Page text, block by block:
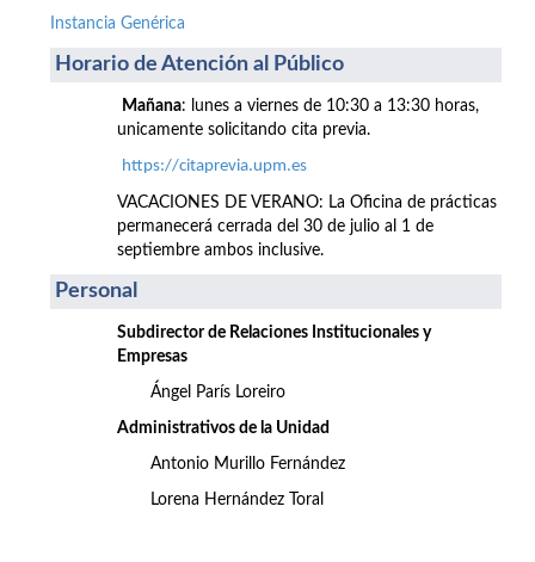
Instancia Genérica
Horario de Atención al Público
Mañana: lunes a viernes de 10:30 a 13:30 horas,
unicamente solicitando cita previa.
https://citaprevia.upm.es
VACACIONES DE VERANO: La Oficina de prácticas
permanecerá cerrada del 30 de julio al 1 de
septiembre ambos inclusive.
Personal
Subdirector de Relaciones Institucionales y
Empresas
Ángel París Loreiro
Administrativos de la Unidad
Antonio Murillo Fernández
Lorena Hernández Toral